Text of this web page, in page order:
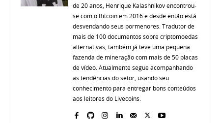
de 20 anos, Henrique Kalashnikov encontrou-
se com o Bitcoin em 2016 e desde então está
desvendando seus pormenores. Tradutor de
mais de 100 documentos sobre criptomoedas
alternativas, também já teve uma pequena
fazenda de mineração com mais de 50 placas
de vídeo. Atualmente segue acompanhando
as tendências do setor, usando seu
conhecimento para entregar bons conteúdos
aos leitores do Livecoins.